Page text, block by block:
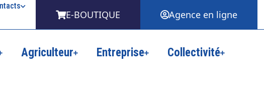
E-BOUTIQUE Agence en ligne
Agriculteur Entreprise Collectivité